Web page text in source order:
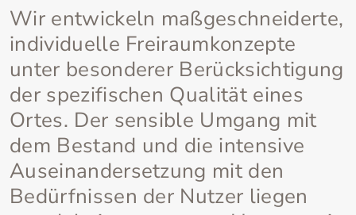
Wir entwickeln maßgeschneiderte,
individuelle Freiraumkonzepte
unter besonderer Berücksichtigung
der spezifischen Qualität eines
Ortes. Der sensible Umgang mit
dem Bestand und die intensive
Auseinandersetzung mit den
Bedürfnissen der Nutzer liegen